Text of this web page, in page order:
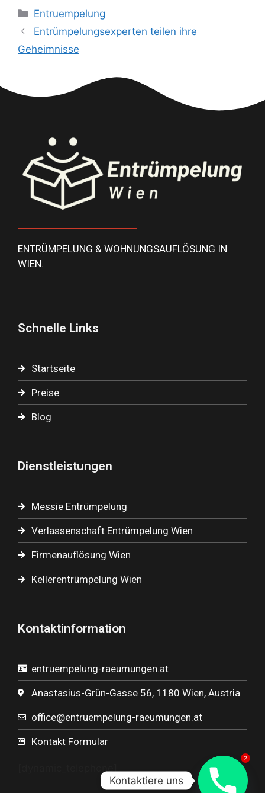
Entruempelung
Entrümpelungsexperten teilen ihre
Geheimnisse
ENTRÜMPELUNG & WOHNUNGSAUFLÖSUNG IN
WIEN.
Schnelle Links
Startseite
Preise
Blog
Dienstleistungen
Messie Entrümpelung
Verlassenschaft Entrümpelung Wien
Firmenauflösung Wien
Kellerentrümpelung Wien
Kontaktinformation
entruempelung-raeumungen.at
Anastasius-Grün-Gasse 56, 1180 Wien, Austria
office@entruempelung-raeumungen.at
Kontakt Formular
2
Kontaktiere uns